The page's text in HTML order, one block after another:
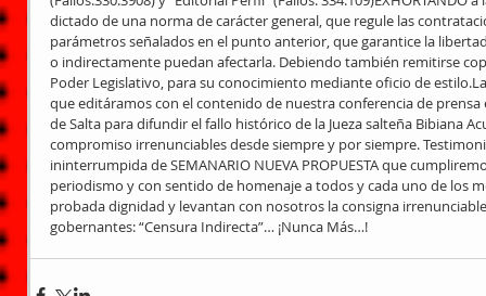
dictado de una norma de carácter general, que regule las
parámetros señalados en el punto anterior, que garantice la
o indirectamente puedan afectarla. Debiendo también remitirse
Poder Legislativo, para su conocimiento mediante oficio de
que editáramos con el contenido de nuestra conferencia de prensa
de Salta para difundir el fallo histórico de la Jueza salteña Bibiana
compromiso irrenunciables desde siempre y por siempre.
ininterrumpida de SEMANARIO NUEVA PROPUESTA que
periodismo y con sentido de homenaje a todos y cada uno de los
probada dignidad y levantan con nosotros la consigna
gobernantes: “Censura Indirecta”… ¡Nunca Más…!